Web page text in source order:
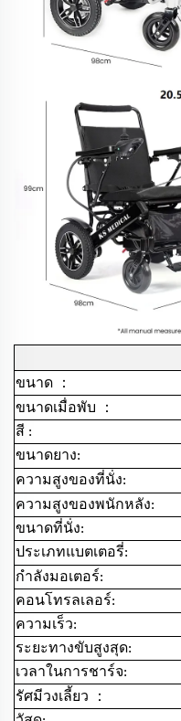
ขนาด ：
ขนาดเมื่อพับ
：
สี :
ขนาดยาง:
ความสูงของที่นั่ง:
ความสูงของพนักหลัง:
ขนาดที่นั่ง:
ประเภทแบตเตอรี่:
กำลังมอเตอร์:
คอนโทรลเลอร์:
ความเร็ว:
ระยะทางขับสูงสุด:
เวลาในการชาร์จ:
รัศมีวงเลี้ยว
：